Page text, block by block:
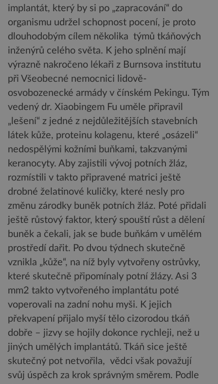
implantát, který by si po „zapracování“ do
organismu udržel schopnost pocení, je proto
dlouhodobým cílem několika týmů tkáňových
inženýrů celého světa. K jeho splnění mají
výrazně nakročeno lékaři z Burnsova institutu
při Všeobecné nemocnici lidově-
osvobozenecké armády v čínském Pekingu. Tým
vedený dr. Xiaobingem Fu uměle připravil
„lešení“ z jedné z nejdůležitějších stavebních
látek kůže, proteinu kolagenu, které „osázeli“
nedospělými kožními buňkami, takzvanými
keranocyty. Aby zajistili vývoj potních žláz,
rozmístili v takto připravené matrici ještě
drobné želatinové kuličky, které nesly pro
změnu zárodky buněk potních žláz. Poté přidali
ještě růstový faktor, který spouští růst a dělení
buněk a čekali, jak se bude buňkám v umělém
prostředí dařit. Po dvou týdnech skutečně
vznikla „kůže“, na níž byly vytvořeny ostrůvky,
které skutečně připomínaly potní žlázy. Asi 3
mm2 takto vytvořeného implantátu poté
voperovali na zadní nohu myši. K jejich
překvapení přijalo myší tělo cizorodou tkáň
dobře – jizvy se hojily dokonce rychleji, než u
jiných umělých implantátů. Tkáň sice ještě
skutečný pot netvořila, vědci však považují
svůj úspěch za krok správným směrem. Podle